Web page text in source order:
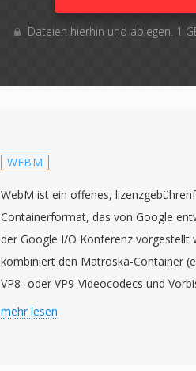
Dateien hierhin und ablegen. 1
WEBM
WebM ist ein offenes,
Containerformat, das von Google
der Google I/O Konferenz vorgestellt
kombiniert den Matroska-Container
VP8- oder VP9-Videocodecs und
zu einem vollständig offenen Medien-
mehr lesen